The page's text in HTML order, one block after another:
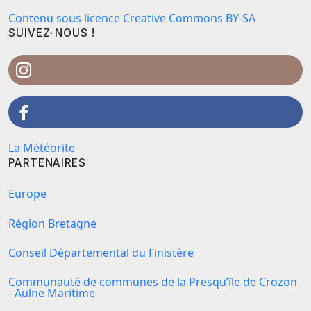
Contenu sous licence Creative Commons BY-SA
SUIVEZ-NOUS !
La Météorite
PARTENAIRES
Europe
Région Bretagne
Conseil Départemental du Finistère
Communauté de communes de la Presqu’île de Crozon
- Aulne Maritime